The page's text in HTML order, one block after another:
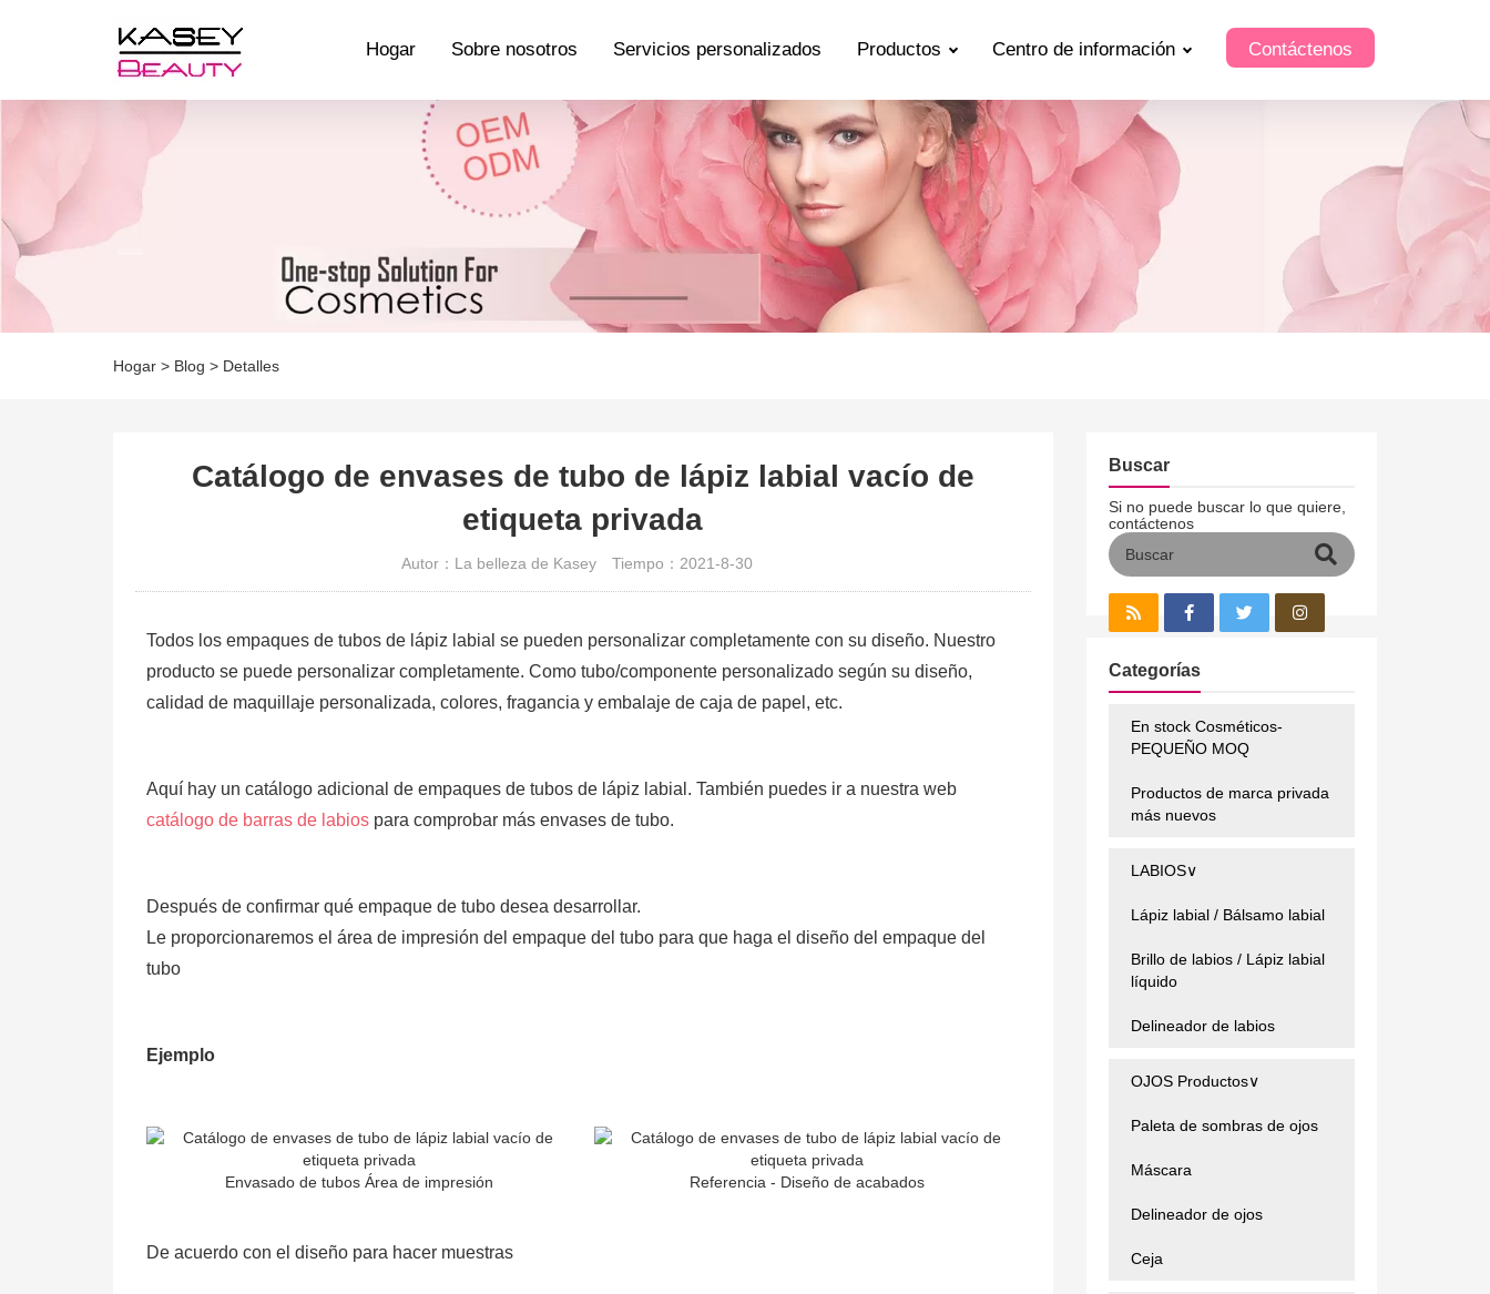
Hogar Sobre nosotros Servicios personalizados Productos Centro de información Contáctenos
Hogar > Blog > Detalles
Catálogo de envases de tubo de lápiz labial vacío de
etiqueta privada
Autor：La belleza de Kasey Tiempo：2021-8-30
Todos los empaques de tubos de lápiz labial se pueden personalizar completamente con su diseño. Nuestro
producto se puede personalizar completamente. Como tubo/componente personalizado según su diseño,
calidad de maquillaje personalizada, colores, fragancia y embalaje de caja de papel, etc.
Aquí hay un catálogo adicional de empaques de tubos de lápiz labial. También puedes ir a nuestra web
catálogo de barras de labios para comprobar más envases de tubo.
Después de confirmar qué empaque de tubo desea desarrollar.
Le proporcionaremos el área de impresión del empaque del tubo para que haga el diseño del empaque del
tubo
Ejemplo
Envasado de tubos Área de impresión Referencia - Diseño de acabados
De acuerdo con el diseño para hacer muestras
Buscar
Si no puede buscar lo que quiere,
contáctenos
Categorías
En stock Cosméticos-
PEQUEÑO MOQ
Productos de marca privada
más nuevos
LABIOS∨
Lápiz labial / Bálsamo labial
Brillo de labios / Lápiz labial
líquido
Delineador de labios
OJOS Productos∨
Paleta de sombras de ojos
Máscara
Delineador de ojos
Ceja